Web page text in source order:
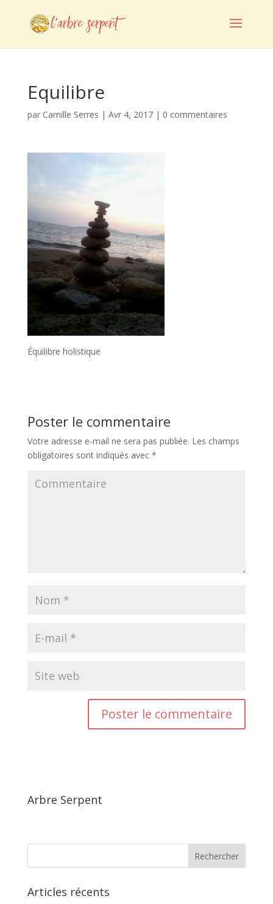
Equilibre
par Camille Serres | Avr 4, 2017| 0 commentaires
Équilibre holistique
Poster le commentaire
Votre adresse e-mail ne sera pas publiée. Les champs
obligatoires sont indiqués avec *
Arbre Serpent
Articles récents